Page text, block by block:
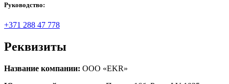
Руководство:
+371 288 47 778
Реквизиты
Название компании: ООО «EKR»